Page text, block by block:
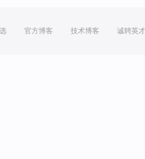
官方博客 技术博客 诚聘英才